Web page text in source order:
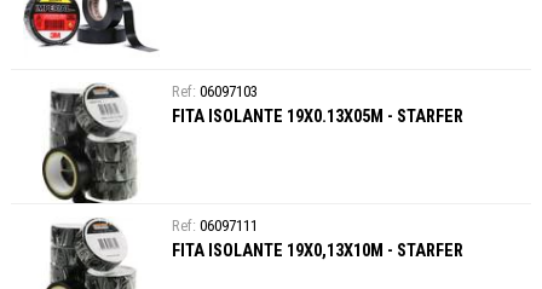
06097103
FITA ISOLANTE 19X0.13X05M - STARFER
06097111
FITA ISOLANTE 19X0,13X10M - STARFER